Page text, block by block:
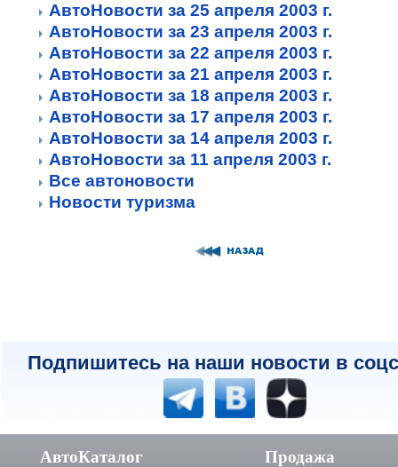
АвтоНовости за 25 апреля 2003 г.
АвтоНовости за 23 апреля 2003 г.
АвтоНовости за 22 апреля 2003 г.
АвтоНовости за 21 апреля 2003 г.
АвтоНовости за 18 апреля 2003 г.
АвтоНовости за 17 апреля 2003 г.
АвтоНовости за 14 апреля 2003 г.
АвтоНовости за 11 апреля 2003 г.
Все автоновости
Новости туризма
Подпишитесь на наши новости в
АвтоКаталог Продажа